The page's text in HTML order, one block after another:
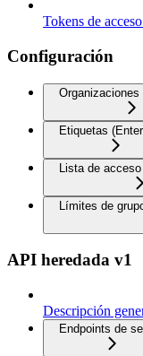
Tokens de
Configuración
Organizaciones
Etiquetas
Lista de
Límites de
API heredada v1
Descripción
Endpoints de